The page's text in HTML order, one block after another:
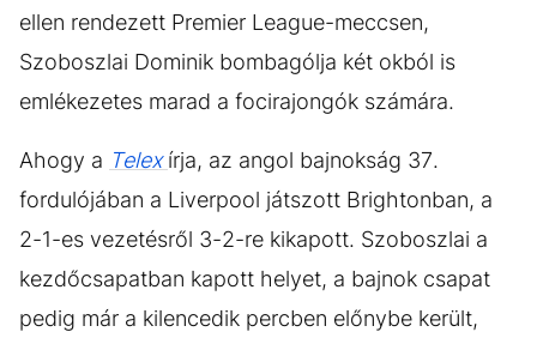
ellen rendezett Premier League-meccsen,
Szoboszlai Dominik bombagólja két okból is
emlékezetes marad a focirajongók számára.
Ahogy a Telexírja, az angol bajnokság 37.
fordulójában a Liverpool játszott Brightonban, a
2-1-es vezetésről 3-2-re kikapott. Szoboszlai a
kezdőcsapatban kapott helyet, a bajnok csapat
pedig már a kilencedik percben előnybe került,